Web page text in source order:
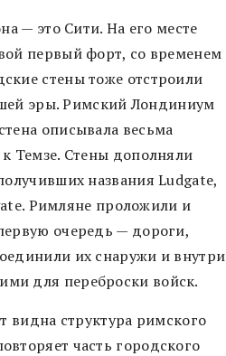
— это Сити. На его месте
первый форт, со временем
стены тоже отстроили
эры. Римский Лондиниум
описывала весьма
Темзе. Стены дополняли
названия Ludgate,
Римляне проложили и
очередь — дороги,
их снаружи и внутри
для переброски войск.
видна структура римского
часть городского